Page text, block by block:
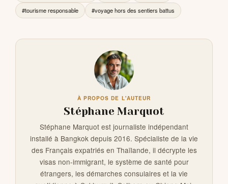
#tourisme responsable
#voyage hors des sentiers battus
À PROPOS DE L'AUTEUR
Stéphane Marquot
Stéphane Marquot est journaliste indépendant
installé à Bangkok depuis 2016. Spécialiste de la vie
des Français expatriés en Thaïlande, il décrypte les
visas non-immigrant, le système de santé pour
étrangers, les démarches consulaires et la vie